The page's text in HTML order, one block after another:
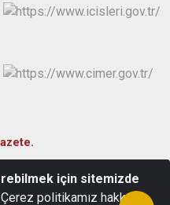
18/6 GÜLAĞAÇ-AKSARAY
için sitemizde
politikamız hakkında